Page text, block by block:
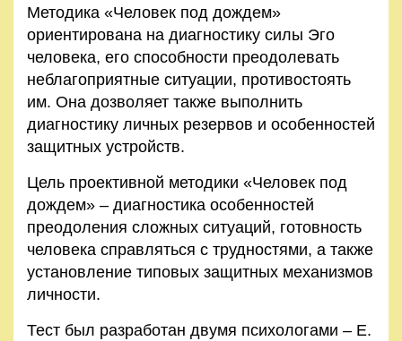
Методика «Человек под дождем»
ориентирована на диагностику силы Эго
человека, его способности преодолевать
неблагоприятные ситуации, противостоять
им. Она дозволяет также выполнить
диагностику личных резервов и особенностей
защитных устройств.
Цель проективной методики «Человек под
дождем» – диагностика особенностей
преодоления сложных ситуаций, готовность
человека справляться с трудностями, а также
установление типовых защитных механизмов
личности.
Тест был разработан двумя психологами – Е.